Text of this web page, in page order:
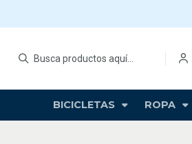
BICICLETAS ROPA